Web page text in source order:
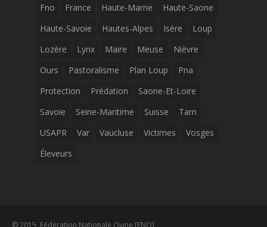
Fno
France Haute-Marne
Haute-Saone
Haute-Savoie
Hautes-Alpes Isère
Loup
Lozère
Lynx Maire Meuse
Nièvre
Ours
Pastoralisme Plan Loup
Pna
Protection
Prédation
Saone-Et-Loire
Savoie
Seine-Maritime Suisse
Tarn
USAPR
Var Vaucluse Victimes
Vosges
Éleveurs
© 2015, Fédération Nationale Ovine [FNO]